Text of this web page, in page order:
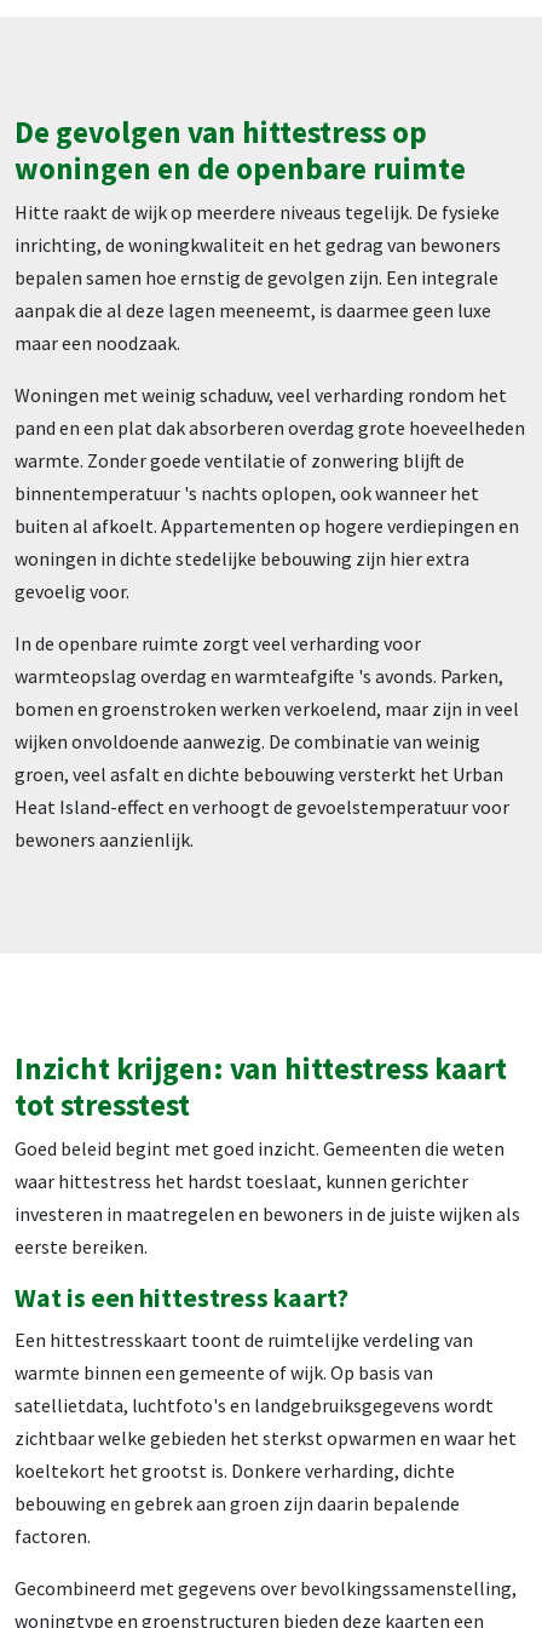
De gevolgen van hittestress op
woningen en de openbare ruimte
Hitte raakt de wijk op meerdere niveaus tegelijk. De fysieke
inrichting, de woningkwaliteit en het gedrag van bewoners
bepalen samen hoe ernstig de gevolgen zijn. Een integrale
aanpak die al deze lagen meeneemt, is daarmee geen luxe
maar een noodzaak.
Woningen met weinig schaduw, veel verharding rondom het
pand en een plat dak absorberen overdag grote hoeveelheden
warmte. Zonder goede ventilatie of zonwering blijft de
binnentemperatuur 's nachts oplopen, ook wanneer het
buiten al afkoelt. Appartementen op hogere verdiepingen en
woningen in dichte stedelijke bebouwing zijn hier extra
gevoelig voor.
In de openbare ruimte zorgt veel verharding voor
warmteopslag overdag en warmteafgifte 's avonds. Parken,
bomen en groenstroken werken verkoelend, maar zijn in veel
wijken onvoldoende aanwezig. De combinatie van weinig
groen, veel asfalt en dichte bebouwing versterkt het Urban
Heat Island-effect en verhoogt de gevoelstemperatuur voor
bewoners aanzienlijk.
Inzicht krijgen: van hittestress kaart
tot stresstest
Goed beleid begint met goed inzicht. Gemeenten die weten
waar hittestress het hardst toeslaat, kunnen gerichter
investeren in maatregelen en bewoners in de juiste wijken als
eerste bereiken.
Wat is een hittestress kaart?
Een hittestresskaart toont de ruimtelijke verdeling van
warmte binnen een gemeente of wijk. Op basis van
satellietdata, luchtfoto's en landgebruiksgegevens wordt
zichtbaar welke gebieden het sterkst opwarmen en waar het
koeltekort het grootst is. Donkere verharding, dichte
bebouwing en gebrek aan groen zijn daarin bepalende
factoren.
Gecombineerd met gegevens over bevolkingssamenstelling,
woningtype en groenstructuren bieden deze kaarten een